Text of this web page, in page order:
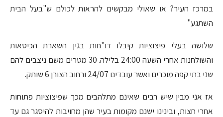
במרכז העיר? או שאולי מבקשים להראות לכולם ש"בעל הבית
השתגע"
שלושה בעלי פיצוציות קיבלו דו"חות בגין השארת הכיסאות
והשולחנות אחרי השעה 24:00 בלילה. 30 מטרים משם ניצבים להם
שני בתי קפה מוכרים ואשר עובדים 24/07 ורחוב הצורן 6 שותק.
אז אני מבין שיש רבים שאינם מתלהבים מכך שפיצוציות פתוחות
אחרי חצות, ובינינו ישנם מקומות בעיר שהן מחויבות להיסגר גם עד